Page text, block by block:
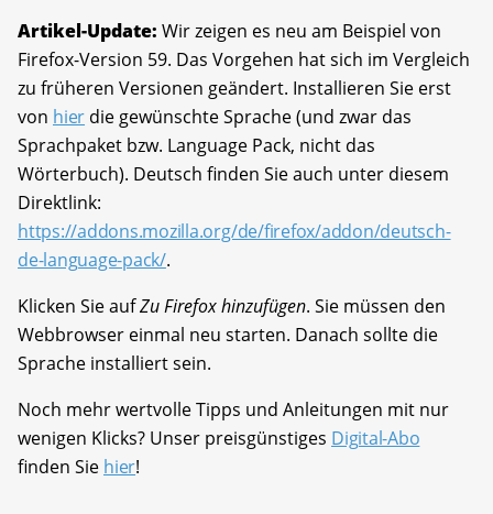
Artikel-Update: Wir zeigen es neu am Beispiel von
Firefox-Version 59. Das Vorgehen hat sich im Vergleich
zu früheren Versionen geändert. Installieren Sie erst
von hier die gewünschte Sprache (und zwar das
Sprachpaket bzw. Language Pack, nicht das
Wörterbuch). Deutsch finden Sie auch unter diesem
Direktlink:
https://addons.mozilla.org/de/firefox/addon/deutsch-
de-language-pack/.
Klicken Sie aufZu Firefox hinzufügen. Sie müssen den
Webbrowser einmal neu starten. Danach sollte die
Sprache installiert sein.
Noch mehr wertvolle Tipps und Anleitungen mit nur
wenigen Klicks? Unser preisgünstiges Digital-Abo
finden Sie hier!